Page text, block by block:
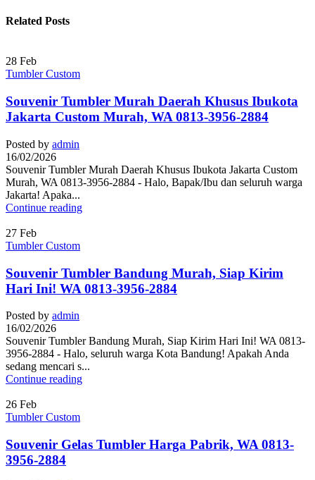
Related Posts
28 Feb
Tumbler Custom
Souvenir Tumbler Murah Daerah Khusus Ibukota
Jakarta Custom Murah, WA 0813-3956-2884
Posted by admin
16/02/2026
Souvenir Tumbler Murah Daerah Khusus Ibukota Jakarta Custom
Murah, WA 0813-3956-2884 - Halo, Bapak/Ibu dan seluruh warga
Jakarta! Apaka...
Continue reading
27 Feb
Tumbler Custom
Souvenir Tumbler Bandung Murah, Siap Kirim
Hari Ini! WA 0813-3956-2884
Posted by admin
16/02/2026
Souvenir Tumbler Bandung Murah, Siap Kirim Hari Ini! WA 0813-
3956-2884 - Halo, seluruh warga Kota Bandung! Apakah Anda
sedang mencari s...
Continue reading
26 Feb
Tumbler Custom
Souvenir Gelas Tumbler Harga Pabrik, WA 0813-
3956-2884